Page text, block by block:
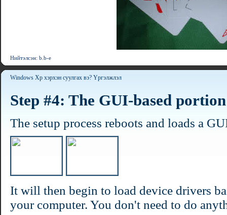
Нийтэлсэн: b.b-e
Windows Xp хэрхэн суулгах вэ? Үргэлжлэл
Step #4: The GUI-based
The setup process reboots and loads a
It will then begin to load device drivers
your computer. You don't need to do